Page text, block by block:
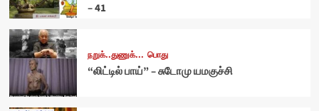
– 41
நறுக்..துணுக்... பொது
“லிட்டில் பாய்” – சுடோமு யமகுச்சி